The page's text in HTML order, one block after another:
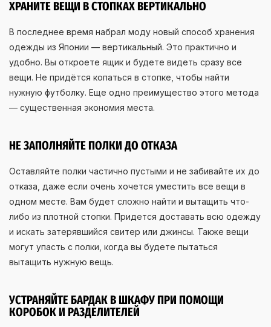
ХРАНИТЕ ВЕЩИ В СТОПКАХ ВЕРТИКАЛЬНО
В последнее время набрал моду новый способ хранения
одежды из Японии — вертикальный. Это практично и
удобно. Вы откроете ящик и будете видеть сразу все
вещи. Не придётся копаться в стопке, чтобы найти
нужную футболку. Еще одно преимущество этого метода
— существенная экономия места.
НЕ ЗАПОЛНЯЙТЕ ПОЛКИ ДО ОТКАЗА
Оставляйте полки частично пустыми и не забивайте их до
отказа, даже если очень хочется уместить все вещи в
одном месте. Вам будет сложно найти и вытащить что-
либо из плотной стопки. Придется доставать всю одежду
и искать затерявшийся свитер или джинсы. Также вещи
могут упасть с полки, когда вы будете пытаться
вытащить нужную вещь.
УСТРАНЯЙТЕ БАРДАК В ШКАФУ ПРИ ПОМОЩИ
КОРОБОК И РАЗДЕЛИТЕЛЕЙ